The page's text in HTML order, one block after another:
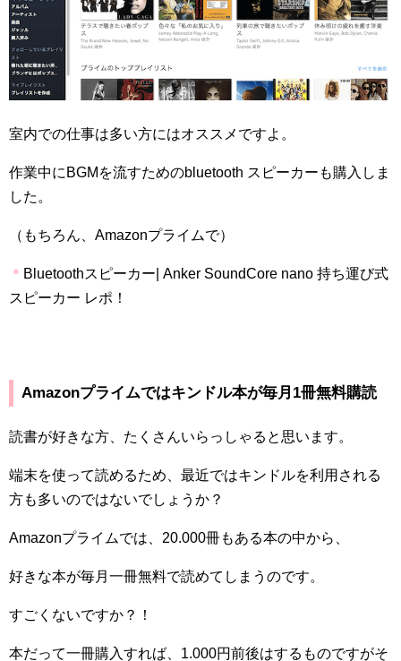
室内での仕事は多い方にはオススメですよ。
作業中に BGM を流すためのbluetooth スピーカーも購入しま
した。
（もちろん、 Amazonプライムで）
＊ Bluetoothスピーカー| Anker SoundCore nano 持ち運び式
スピーカー レポ！
Amazonプライムではキンドル本が毎月 1冊無料購読
読書が好きな方、たくさんいらっしゃると思います。
端末を使って読めるため、最近ではキンドルを利用される
方も多いのではないでしょうか？
Amazonプライムでは、 20.000冊もある本の中から、
好きな本が毎月一冊無料で読めてしまうのです。
すごくないですか？！
本だって一冊購入すれば、 1.000円前後はするものですがそ